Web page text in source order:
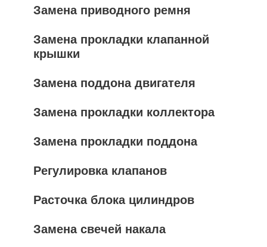
Замена приводного ремня
Замена прокладки клапанной
крышки
Замена поддона двигателя
Замена прокладки коллектора
Замена прокладки поддона
Регулировка клапанов
Расточка блока цилиндров
Замена свечей накала